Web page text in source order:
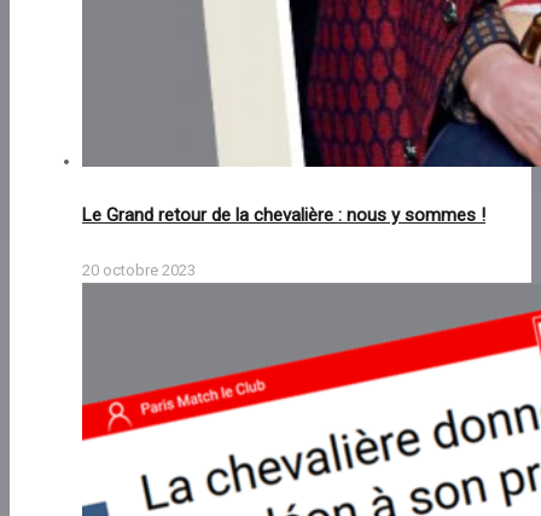
Le Grand retour de la chevalière : nous y sommes !
20 octobre 2023